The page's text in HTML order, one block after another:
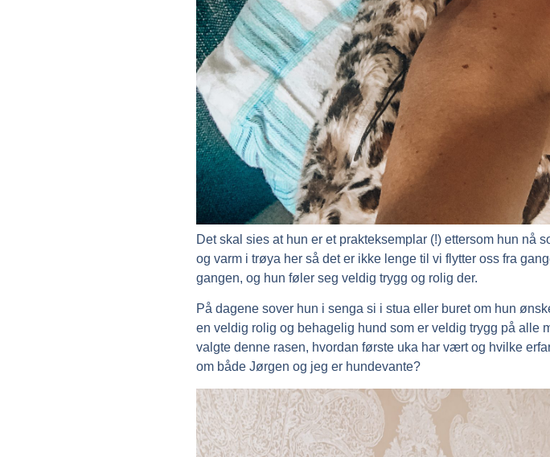
Det skal sies at hun er et prakteksemplar (!) ettersom hun nå
og varm i trøya her så det er ikke lenge til vi flytter oss fra
gangen, og hun føler seg veldig trygg og rolig der.
På dagene sover hun i senga si i stua eller buret om hun
en veldig rolig og behagelig hund som er veldig trygg på alle
valgte denne rasen, hvordan første uka har vært og hvilke
om både Jørgen og jeg er hundevante?